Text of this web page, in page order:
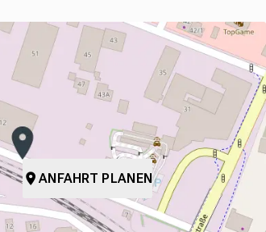
ANFAHRT PLANEN